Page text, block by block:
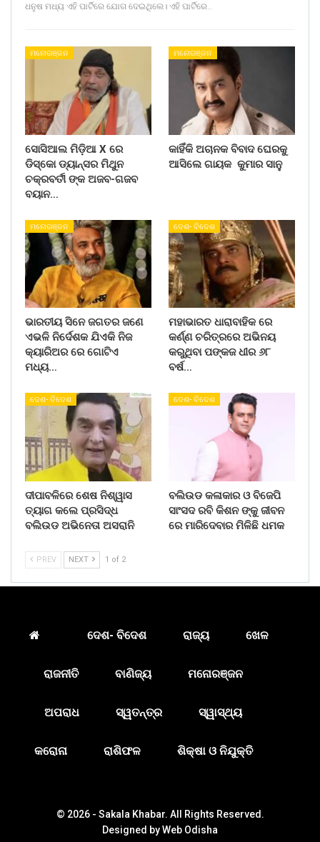
ଧନୁଷ ମଧ୍ୟ ଏହି ପାର୍ଟିରେ ଯୋଗ ଦେଇଥିଲେ। ଏହି ପାର୍ଟିରେ…
ମନୋରଞ୍ଜନ
ସୋସିଆଲ ମିଡ଼ିଆ X ରେ
ଡିସ୍କୋ ଡ୍ୟାନ୍ସର ମିଥୁନ
ଚକ୍ରବର୍ତୀ ଙ୍କ ଅଜବ-ଗଜବ
ବୟାନ…
ମନୋରଞ୍ଜନ
କାହିଁକି ଅଚାନକ ବିବାଦ ଘେରକୁ
ଆସିଲେ ଗାୟକ କୁମାର ସାନୁ
ମନୋରଞ୍ଜନ
ଭାରତୀୟ ସିନେ ଜଗତର ଜଣେ
ଏଭଳି ନିର୍ଦେଶକ ଯିଏକି ନିଜ
କ୍ୟାରିଅର ରେ ଗୋଟିଏ
ମଧ୍ୟ…
ଦେଶ- ବିଦେଶ
ମହାଭାରତ ଧାରାବାହିକ ରେ
କର୍ଣ୍ଣ ଚରିତ୍ରରେ ଅଭିନୟ
କରୁଥିବା ପଙ୍କଜ ଧୀର ୬୮
ବର୍ଷ…
ଦେଶ- ବିଦେଶ
ଦୀପାବଳିରେ ଶେଷ ନିଶ୍ୱାସ
ତ୍ୟାଗ କଲେ ପ୍ରସିଦ୍ଧ
ବଲିଉଡ ଅଭିନେତା ଅସରାନି
ଦେଶ- ବିଦେଶ
ବଲିଉଡ କଳାକାର ଓ ବିଜେପି
ସାଂସଦ ରବି କିଶନ ଙ୍କୁ ଜୀବନ
ରେ ମାରିଦେବାର ମିଳିଛି ଧମକ
PREV NEXT 1 of 2
ଦେଶ- ବିଦେଶ ରାଜ୍ୟ ଖେଳ
ରାଜନୀତି ବାଣିଜ୍ୟ ମନୋରଞ୍ଜନ
ଅପରାଧ ସ୍ୱତନ୍ତ୍ର ସ୍ୱାସ୍ଥ୍ୟ
କରୋନା ରାଶିଫଳ ଶିକ୍ଷା ଓ ନିଯୁକ୍ତି
© 2026 - Sakala Khabar. All Rights Reserved.
Designed byWeb Odisha